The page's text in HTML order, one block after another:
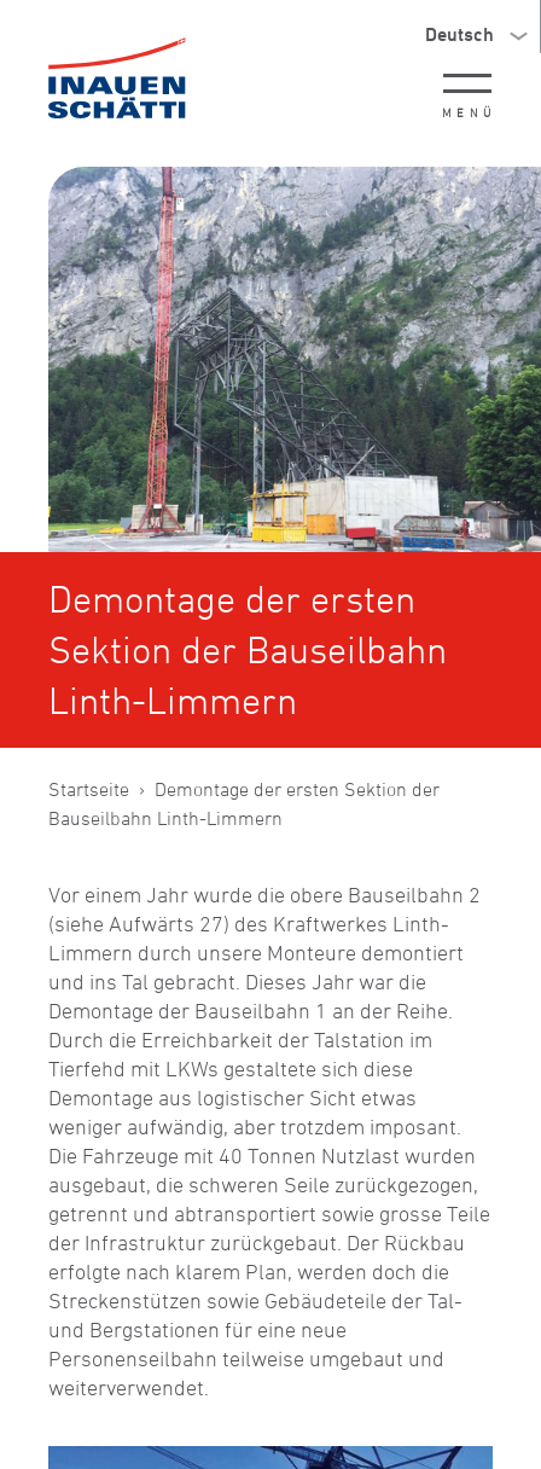
Deutsch
MENÜ
Demontage der ersten
Sektion der Bauseilbahn
Linth-Limmern
Startseite
Demontage der ersten Sektion der
Bauseilbahn Linth-Limmern
Vor einem Jahr wurde die obere Bauseilbahn 2
(siehe Aufwärts 27) des Kraftwerkes Linth-
Limmern durch unsere Monteure demontiert
und ins Tal gebracht. Dieses Jahr war die
Demontage der Bauseilbahn 1 an der Reihe.
Durch die Erreichbarkeit der Talstation im
Tierfehd mit LKWs gestaltete sich diese
Demontage aus logistischer Sicht etwas
weniger aufwändig, aber trotzdem imposant.
Die Fahrzeuge mit 40 Tonnen Nutzlast wurden
ausgebaut, die schweren Seile zurückgezogen,
getrennt und abtransportiert sowie grosse Teile
der Infrastruktur zurückgebaut. Der Rückbau
erfolgte nach klarem Plan, werden doch die
Streckenstützen sowie Gebäudeteile der Tal-
und Bergstationen für eine neue
Personenseilbahn teilweise umgebaut und
weiterverwendet.